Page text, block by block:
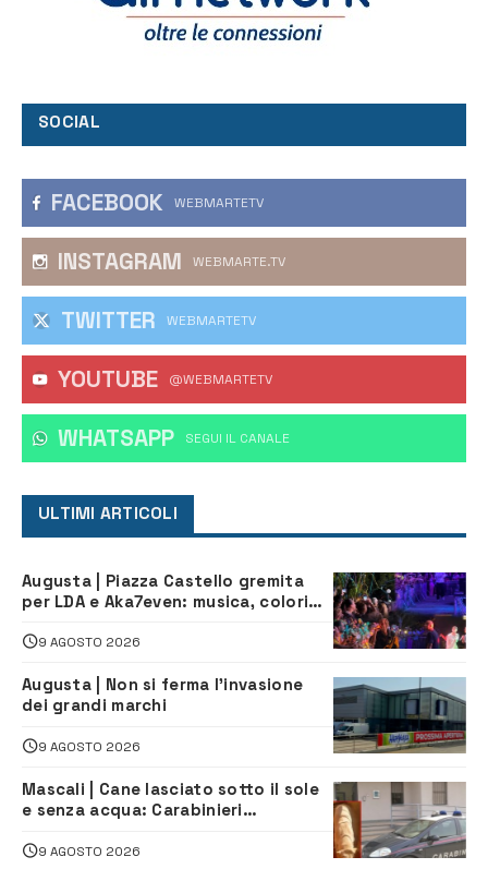
SOCIAL
FACEBOOK WEBMARTETV
INSTAGRAM WEBMARTE.TV
TWITTER WEBMARTETV
YOUTUBE @WEBMARTETV
WHATSAPP ‎SEGUI IL CANALE
ULTIMI ARTICOLI
Augusta | Piazza Castello gremita
per LDA e Aka7even: musica, colori
9 AGOSTO 2026
Augusta | Non si ferma l’invasione
dei grandi marchi
9 AGOSTO 2026
Mascali | Cane lasciato sotto il sole
e senza acqua: Carabinieri
9 AGOSTO 2026